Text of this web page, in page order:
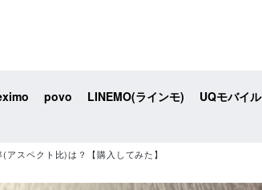
povo LINEMO(ラインモ) UQモバイル
スペクト比)は？【購入してみた】